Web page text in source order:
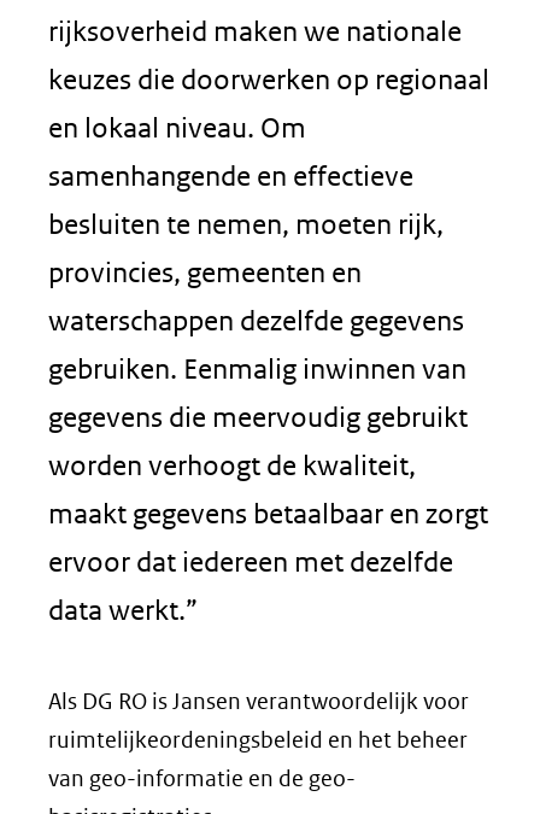
rijksoverheid maken we nationale
keuzes die doorwerken op regionaal
en lokaal niveau. Om
samenhangende en effectieve
besluiten te nemen, moeten rijk,
provincies, gemeenten en
waterschappen dezelfde gegevens
gebruiken. Eenmalig inwinnen van
gegevens die meervoudig gebruikt
worden verhoogt de kwaliteit,
maakt gegevens betaalbaar en zorgt
ervoor dat iedereen met dezelfde
data werkt.”
​Als DG RO is Jansen verantwoordelijk voor
ruimtelijkeordeningsbeleid en het beheer
van geo-informatie en de geo-